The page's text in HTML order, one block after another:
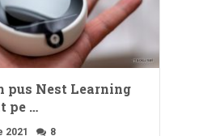
pus Nest Learning
pe …
2021 8